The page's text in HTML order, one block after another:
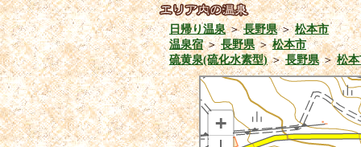
日帰り温泉＞長野県＞松本市
温泉宿＞長野県＞松本市
硫黄泉(硫化水素型)＞長野県＞松